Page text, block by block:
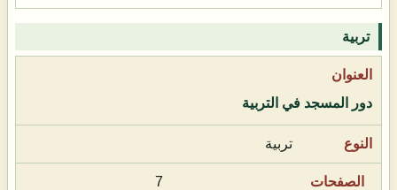
تربية
دور المسجد في التربية
تربية
7